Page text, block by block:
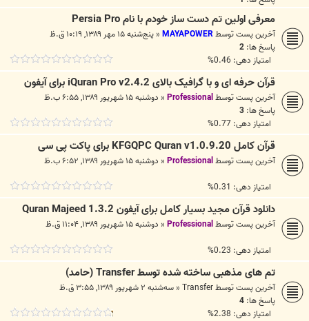
معرفی اولین تم دست ساز خودم با نام Persia Pro
آخرین پست توسطMAYAPOWER
« پنج‌شنبه ۱۵ مهر ۱۳۸۹, ۱۰:۱۹ ق.ظ
پاسخ ها: 2
امتیاز دهی: 0.46%
قرآن حرفه ای و با گرافیک بالای iQuran Pro v2.4.2 برای آیفون
آخرین پست توسطProfessional
« دوشنبه ۱۵ شهریور ۱۳۸۹, ۶:۵۵ ب.ظ
پاسخ ها: 3
امتیاز دهی: 0.77%
قرآن کامل KFGQPC Quran v1.0.9.20 برای پاکت پی سی
آخرین پست توسطProfessional
« دوشنبه ۱۵ شهریور ۱۳۸۹, ۶:۵۲ ب.ظ
امتیاز دهی: 0.31%
دانلود قرآن مجید بسیار کامل برای آیفون Quran Majeed 1.3.2
آخرین پست توسطProfessional
« دوشنبه ۱۵ شهریور ۱۳۸۹, ۱۱:۰۴ ق.ظ
امتیاز دهی: 0.23%
تم های مذهبی ساخته شده توسط Transfer (حامد)
آخرین پست توسطTransfer
« سه‌شنبه ۲ شهریور ۱۳۸۹, ۳:۵۵ ق.ظ
پاسخ ها: 4
امتیاز دهی: 2.38%